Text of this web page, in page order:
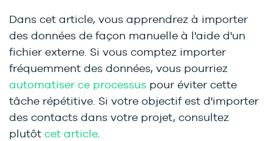
Dans cet article, vous apprendrez à importer
des données de façon manuelle à l'aide d'un
fichier externe. Si vous comptez importer
fréquemment des données, vous pourriez
automatiser ce processus pour éviter cette
tâche répétitive. Si votre objectif est d'importer
des contacts dans votre projet, consultez
plutôt cet article.